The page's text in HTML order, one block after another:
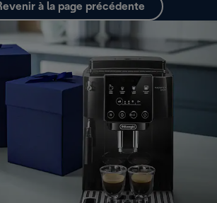
à la page précédente